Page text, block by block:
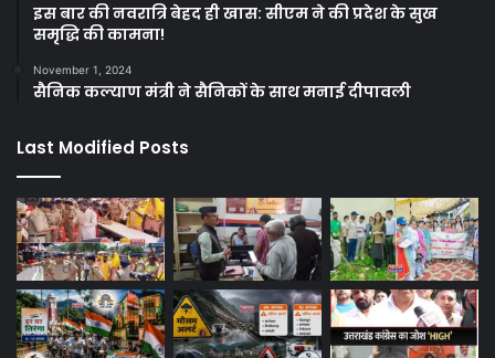
इस बार की नवरात्रि बेहद ही खास: सीएम ने की प्रदेश के सुख
समृद्धि की कामना!
November 1, 2024
सैनिक कल्याण मंत्री ने सैनिकों के साथ मनाई दीपावली
Last Modified Posts